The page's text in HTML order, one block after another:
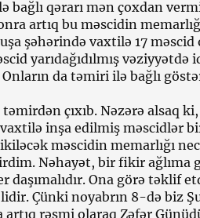
qərarı mən çoxdan
artıq bu məscidin
şəhərində vaxtilə 17
yarıdağıdılmış vəziyyətdə
da təmiri ilə bağlı
çıxıb. Nəzərə alsaq
vaxtilə inşa edilmiş məscidlər
məscidin memarlığı
Nəhayət, bir fikir ağlıma
daşımalıdır. Ona görə təklif
Çünki noyabrın 8-də biz
rəsmi olaraq Zəfər